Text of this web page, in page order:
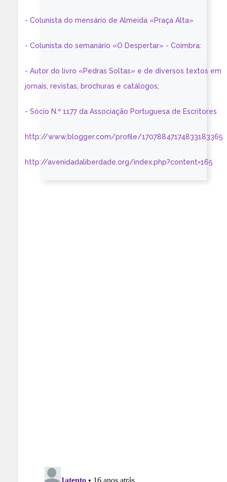
- Colunista do mensário de Almeida «Praça Alta»
- Colunista do semanário «O Despertar» - Coimbra:
- Autor do livro «Pedras Soltas» e de diversos textos em
jornais, revistas, brochuras e catálogos;
- Sócio N.º 1177 da Associação Portuguesa de Escritores
http://www.blogger.com/profile/17078847174833183365
http://avenidadaliberdade.org/index.php?content=165